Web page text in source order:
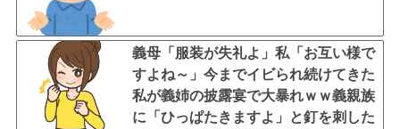
義母「服装が失礼よ」私「お互い様で
すよね～」今までイビられ続けてきた
私が義姉の披露宴で大暴れｗｗ義親族
に「ひっぱたきますよ」と釘を刺した